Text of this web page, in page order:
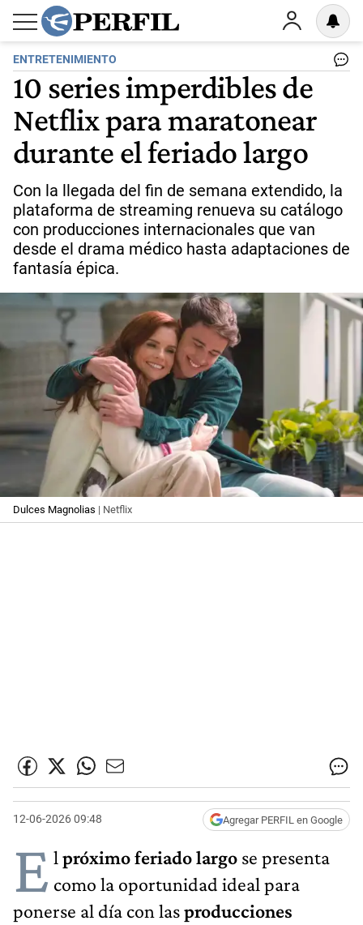
ENTRETENIMIENTO
10 series imperdibles de
Netflix para maratonear
durante el feriado largo
Con la llegada del fin de semana extendido, la
plataforma de streaming renueva su catálogo
con producciones internacionales que van
desde el drama médico hasta adaptaciones de
fantasía épica.
Dulces Magnolias | Netflix
12-06-2026 09:48 Agregar PERFIL en Google
E l próximo feriado largo se presenta
como la oportunidad ideal para
ponerse al día con lasproducciones